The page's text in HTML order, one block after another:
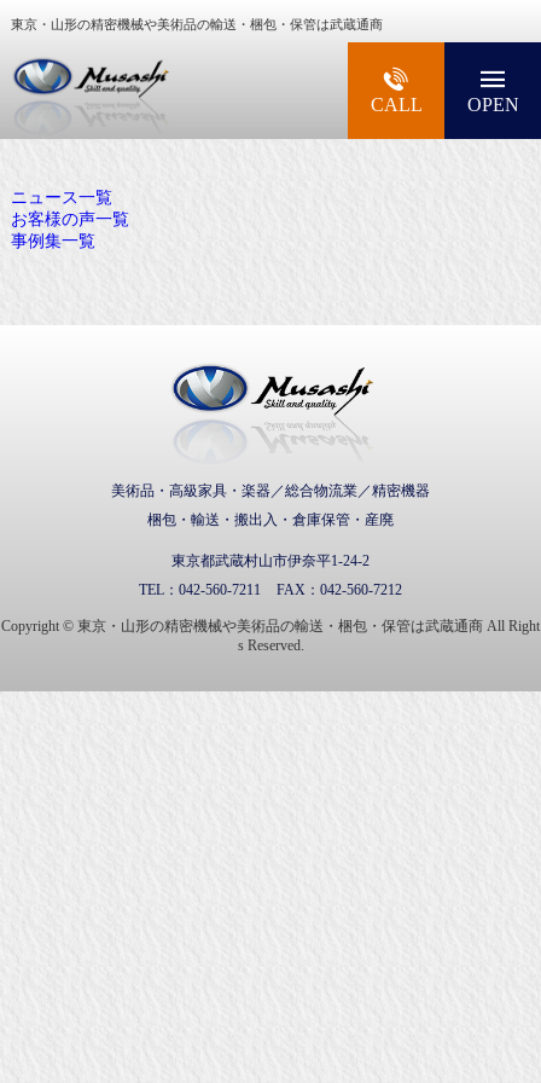
東京・山形の精密機械や美術品の輸送・梱包・保管は武蔵通商
大型精密機械・美術品・高級楽器の梱包・輸送
CALL OPEN
ニュース一覧
お客様の声一覧
事例集一覧
美術品・高級家具・楽器／総合物流業／精密機器
梱包・輸送・搬出入・倉庫保管・産廃
東京都武蔵村山市伊奈平1-24-2
TEL： 042-560-7211 FAX： 042-560-7212
Copyright © 東京・山形の精密機械や美術品の輸送・梱包・保管は武蔵通商 All Right
s Reserved.